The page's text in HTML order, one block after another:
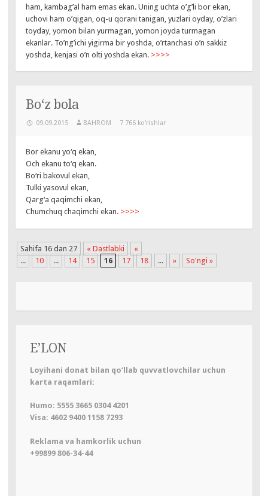
ham, kambag’al ham emas ekan. Uning uchta o’g’li bor ekan,
uchovi ham o’qigan, oq-u qorani tanigan, yuzlari oyday, o’zlari
toyday, yomon bilan yurmagan, yomon joyda turmagan
ekanlar. To’ng’ichi yigirma bir yoshda, o’rtanchasi o’n sakkiz
yoshda, kenjasi o’n olti yoshda ekan. >>>>
Bo‘z bola
09.09.2015 BAHROM 7 766 ko‘rishlar
Bor ekanu yo‘q ekan,
Och ekanu to‘q ekan.
Bo‘ri bakovul ekan,
Tulki yasovul ekan,
Qarg‘a qaqimchi ekan,
Chumchuq chaqimchi ekan. >>>>
Sahifa 16 dan 27 « Dastlabki
«
...
10 ... 14 15 16 17 18 ... » So'ngi »
E’LON
Loyihani donat bilan qo‘llab quvvatlovchilar uchun
karta raqamlari:
Humo: 5555 3665 0304 4201
Visa: 4602 9400 1158 7293
Reklama va hamkorlik uchun
+99899 806-34-44